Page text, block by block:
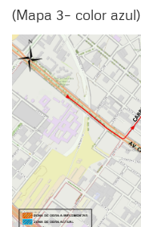
(Mapa 3– color